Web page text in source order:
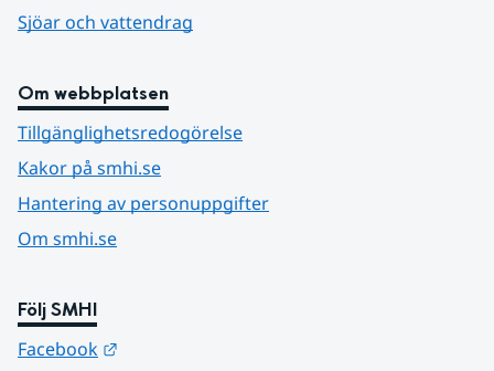
Sjöar och vattendrag
Om webbplatsen
Tillgänglighetsredogörelse
Kakor på smhi.se
Hantering av personuppgifter
Om smhi.se
Följ SMHI
Facebook